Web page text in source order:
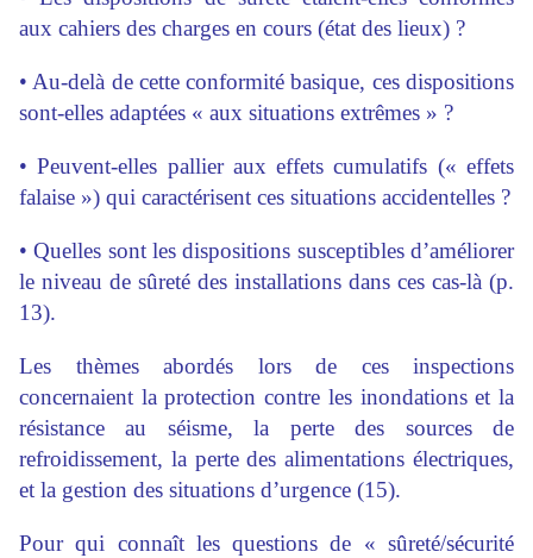
aux cahiers des charges en cours (état des lieux) ?
• Au-delà de cette conformité basique, ces dispositions
sont-elles adaptées « aux situations extrêmes » ?
• Peuvent-elles pallier aux effets cumulatifs (« effets
falaise ») qui caractérisent ces situations accidentelles ?
• Quelles sont les dispositions susceptibles d’améliorer
le niveau de sûreté des installations dans ces cas-là (p.
13).
Les thèmes abordés lors de ces inspections
concernaient la protection contre les inondations et la
résistance au séisme, la perte des sources de
refroidissement, la perte des alimentations électriques,
et la gestion des situations d’urgence (15).
Pour qui connaît les questions de « sûreté/sécurité